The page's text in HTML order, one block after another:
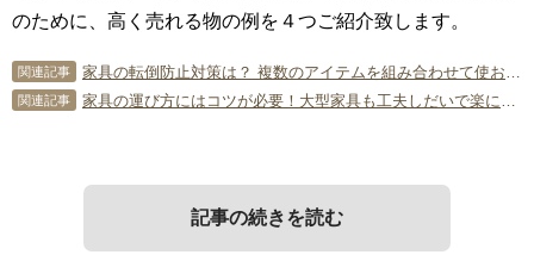
のために、高く売れる物の例を４つご紹介致します。
関連記事 家具の転倒防止対策は？ 複数のアイテムを組み合わせて使おう！
関連記事 家具の運び方にはコツが必要！大型家具も工夫しだいで楽に移動できる
記事の続きを読む